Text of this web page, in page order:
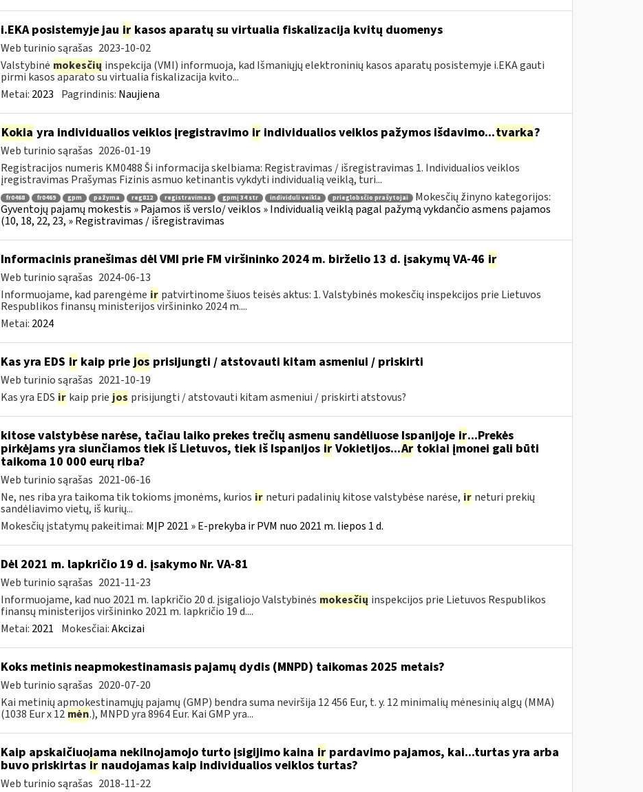
i.EKA posistemyje jau irkasos aparatų su virtualia fiskalizacija kvitų duomenys
Web turinio sąrašas 2023-10-02
Valstybinė mokesčių inspekcija (VMI) informuoja, kad Išmaniųjų elektroninių kasos aparatų posistemyje i.EKA gauti
pirmi kasos aparato su virtualia fiskalizacija kvito...
Metai: 2023 Pagrindinis: Naujiena
Kokia yra individualios veiklos įregistravimo irindividualios veiklos pažymos išdavimo...tvarka?
Web turinio sąrašas 2026-01-19
Registracijos numeris KM0488 Ši informacija skelbiama: Registravimas / išregistravimas 1. Individualios veiklos
įregistravimas Prašymas Fizinis asmuo ketinantis vykdyti individualią veiklą, turi...
fr0468 fr0469 gpm pažyma reg812 registravimas gpmį 34 str individuli veikla prieglobsčio prašytojai
Mokesčių žinyno kategorijos:
Gyventojų pajamų mokestis » Pajamos iš verslo/ veiklos » Individualią veiklą pagal pažymą vykdančio asmens pajamos
(10, 18, 22, 23, » Registravimas / išregistravimas
Informacinis pranešimas dėl VMI prie FM viršininko 2024 m. birželio 13 d. įsakymų VA-46 ir
Web turinio sąrašas 2024-06-13
Informuojame, kad parengėme ir patvirtinome šiuos teisės aktus: 1. Valstybinės mokesčių inspekcijos prie Lietuvos
Respublikos finansų ministerijos viršininko 2024 m....
Metai: 2024
Kas yra EDS irkaip priejos prisijungti / atstovauti kitam asmeniui / priskirti
Web turinio sąrašas 2021-10-19
Kas yra EDS ir kaip prie jos prisijungti / atstovauti kitam asmeniui / priskirti atstovus?
kitose valstybėse narėse, tačiau laiko prekes trečių asmenų sandėliuose Ispanijoje ir...Prekės
pirkėjams yra siunčiamos tiek iš Lietuvos, tiek iš Ispanijos irVokietijos...Artokiai įmonei gali būti
taikoma 10 000 eurų riba?
Web turinio sąrašas 2021-06-16
Ne, nes riba yra taikoma tik tokioms įmonėms, kurios ir neturi padalinių kitose valstybėse narėse, ir neturi prekių
sandėliavimo vietų, iš kurių...
Mokesčių įstatymų pakeitimai: MĮP 2021 » E-prekyba ir PVM nuo 2021 m. liepos 1 d.
Dėl 2021 m. lapkričio 19 d. įsakymo Nr. VA-81
Web turinio sąrašas 2021-11-23
Informuojame, kad nuo 2021 m. lapkričio 20 d. įsigaliojo Valstybinės mokesčių inspekcijos prie Lietuvos Respublikos
finansų ministerijos viršininko 2021 m. lapkričio 19 d....
Metai: 2021 Mokesčiai:Akcizai
Koks metinis neapmokestinamasis pajamų dydis (MNPD) taikomas 2025 metais?
Web turinio sąrašas 2020-07-20
Kai metinių apmokestinamųjų pajamų (GMP) bendra suma neviršija 12 456 Eur, t. y. 12 minimalių mėnesinių algų (MMA)
(1038 Eur x 12 mėn.), MNPD yra 8964 Eur. Kai GMP yra...
Kaip apskaičiuojama nekilnojamojo turto įsigijimo kaina irpardavimo pajamos, kai...turtas yra arba
buvo priskirtas irnaudojamas kaip individualios veiklos turtas?
Web turinio sąrašas 2018-11-22